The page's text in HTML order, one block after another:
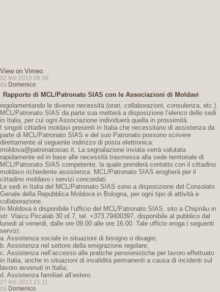
View on Vimeo.
02 feb 2013 08:38
da Domenico
Rapporto di MCL/Patronato SIAS con le Associazioni di Moldavi
regolamentando le diverse necessità (orari, collaborazioni, consulenza, etc.).
MCL/Patronato SIAS da parte sua metterà a disposizione l’elenco delle sedi
in Italia, per cui ogni Associazione individuerà quella in prossimità.
I singoli cittadini moldavi presenti in Italia che necessitano di assistenza da
parte di MCL/Patronato SIAS e del suo Patronato possono scrivere
direttamente al seguente indirizzo di posta elettronica:
moldova@patronatosias.it. La segnalazione inviata verrà valutata
rapidamente ed in base alle necessità trasmessa alla sede territoriale di
MCL/Patronato SIAS competente, la quale prenderà contatto con il cittadino
moldavo richiedente assistenza. MCL/Patronato SIAS erogherà per il
cittadino moldavo i servizi concordati.
Le sedi in Italia del MCL/Patronato SIAS sono a disposizione del Consolato
Genale della Repubblica Moldova in Bologna, per ogni tipo di attività e
collaborazione.
In Moldova è disponibile l’ufficio del MCL/Patronato SIAS, sito a Chişinău in
str. Vlaicu Pircalab 30 of.7, tel. +373.79400397, disponibile al pubblico dal
lunedi al venerdi, dalle ore 09.00 alle ore 16.00. Tale ufficio eroga i seguenti
servizi:
a. Assistenza sociale in situazioni di bisogno o disagio;
b. Assistenza nel settore della emigrazione regolare;
c. Assistenza nell’accesso alle pratiche pensionistiche per lavoro effettuato
in Italia, anche in situazioni di invalidità permanenti a causa di incidenti sul
lavoro avvenuti in Italia;
d. Assistenza familiari all’estero.
27 feb 2013 21:11
da Domenico